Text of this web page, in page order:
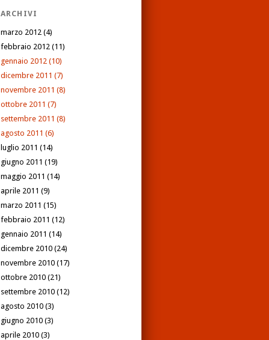
ARCHIVI
marzo 2012 (4)
febbraio 2012 (11)
gennaio 2012 (10)
dicembre 2011 (7)
novembre 2011 (8)
ottobre 2011 (7)
settembre 2011 (8)
agosto 2011 (6)
luglio 2011 (14)
giugno 2011 (19)
maggio 2011 (14)
aprile 2011 (9)
marzo 2011 (15)
febbraio 2011 (12)
gennaio 2011 (14)
dicembre 2010 (24)
novembre 2010 (17)
ottobre 2010 (21)
settembre 2010 (12)
agosto 2010 (3)
giugno 2010 (3)
aprile 2010 (3)